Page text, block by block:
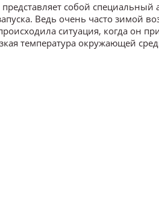
собой
Ведь очень часто зимой
ситуация, когда он
температура окружающей